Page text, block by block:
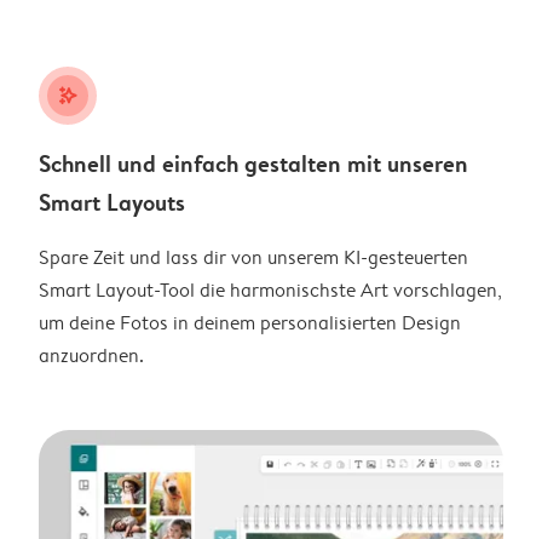
stars_plus
Schnell und einfach gestalten mit unseren
Smart Layouts
Spare Zeit und lass dir von unserem KI-gesteuerten
Smart Layout-Tool die harmonischste Art vorschlagen,
um deine Fotos in deinem personalisierten Design
anzuordnen.